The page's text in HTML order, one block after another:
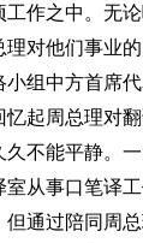
作之中。无
理对他们事业
小组中方首席
起周总理对
不能平静。
从事口笔译
但通过陪同周